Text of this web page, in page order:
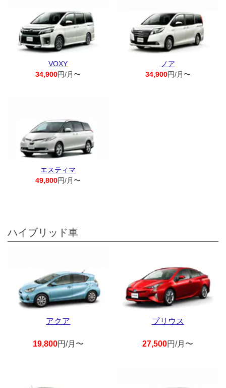
VOXY
34,900円/月〜
ノア
34,900円/月〜
エスティマ
49,800円/月〜
ハイブリッド車
アクア
19,800円/月〜
プリウス
27,500円/月〜